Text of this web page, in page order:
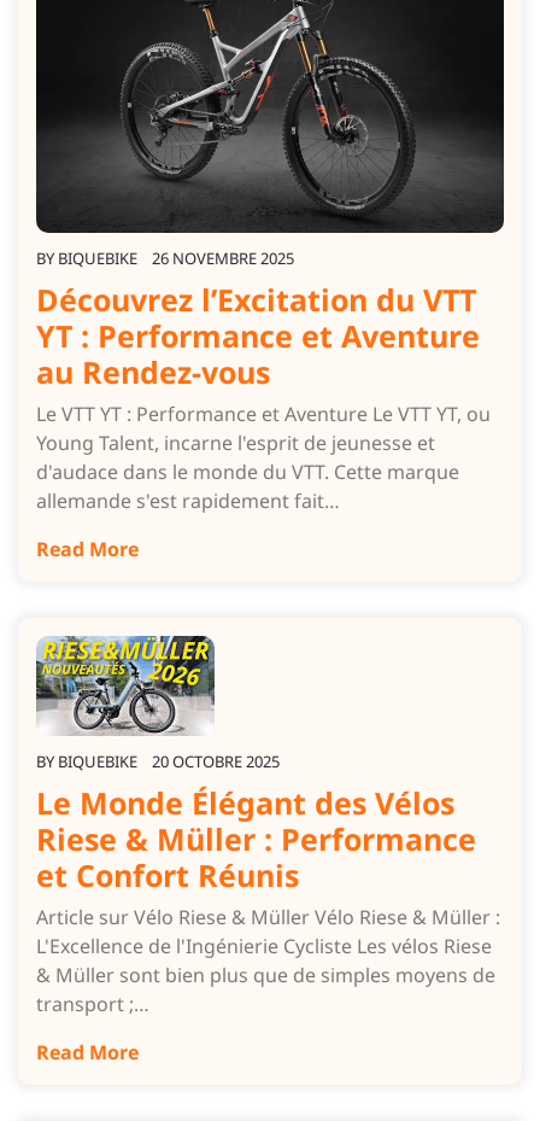
BY BIQUEBIKE 26 NOVEMBRE 2025
Découvrez l’Excitation du VTT
YT : Performance et Aventure
au Rendez-vous
Le VTT YT : Performance et Aventure Le VTT YT, ou
Young Talent, incarne l'esprit de jeunesse et
d'audace dans le monde du VTT. Cette marque
allemande s'est rapidement fait…
Read More
BY BIQUEBIKE 20 OCTOBRE 2025
Le Monde Élégant des Vélos
Riese & Müller : Performance
et Confort Réunis
Article sur Vélo Riese & Müller Vélo Riese & Müller :
L'Excellence de l'Ingénierie Cycliste Les vélos Riese
& Müller sont bien plus que de simples moyens de
transport ;…
Read More